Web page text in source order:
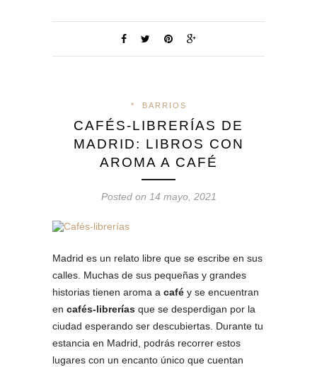
* BARRIOS
CAFÉS-LIBRERÍAS DE
MADRID: LIBROS CON
AROMA A CAFÉ
Posted on 14 mayo, 2021
Madrid es un relato libre que se escribe en sus
calles. Muchas de sus pequeñas y grandes
historias tienen aroma a café y se encuentran
en cafés-librerías que se desperdigan por la
ciudad esperando ser descubiertas. Durante tu
estancia en Madrid, podrás recorrer estos
lugares con un encanto único que cuentan